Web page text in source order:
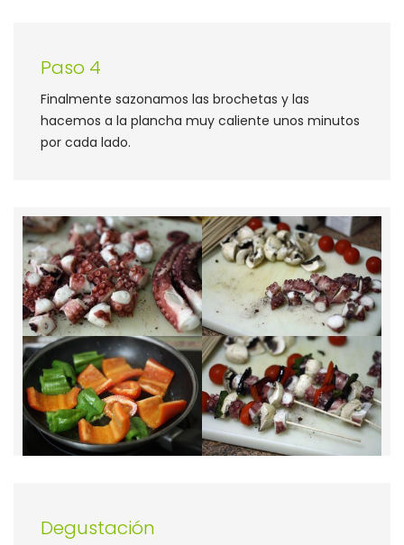
Paso 4
Finalmente sazonamos las brochetas y las
hacemos a la plancha muy caliente unos minutos
por cada lado.
Degustación